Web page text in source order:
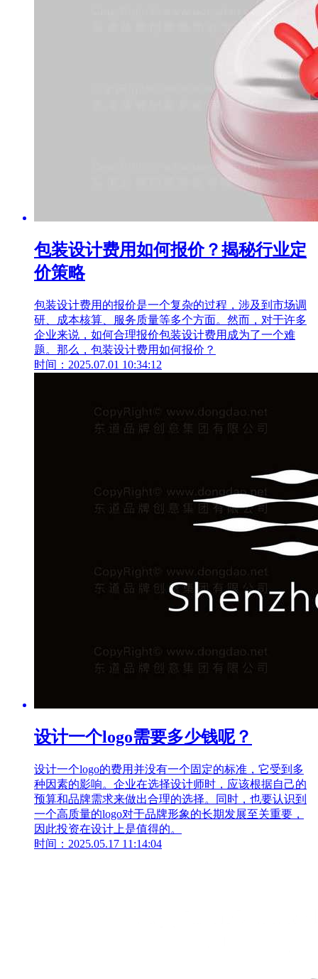
包装设计费用如何报价？揭秘行业定
价策略
包装设计费用的报价是一个复杂的过程，涉及到市场调
研、成本核算、服务质量等多个方面。然而，对于许多
企业来说，如何合理报价包装设计费用成为了一个难
题。那么，包装设计费用如何报价？
时间：2025.07.01 10:34:12
设计一个logo需要多少钱呢？
设计一个logo的费用并没有一个固定的标准，它受到多
种因素的影响。企业在选择设计师时，应该根据自己的
预算和品牌需求来做出合理的选择。同时，也要认识到
一个高质量的logo对于品牌形象的长期发展至关重要，
因此投资在设计上是值得的。
时间：2025.05.17 11:14:04